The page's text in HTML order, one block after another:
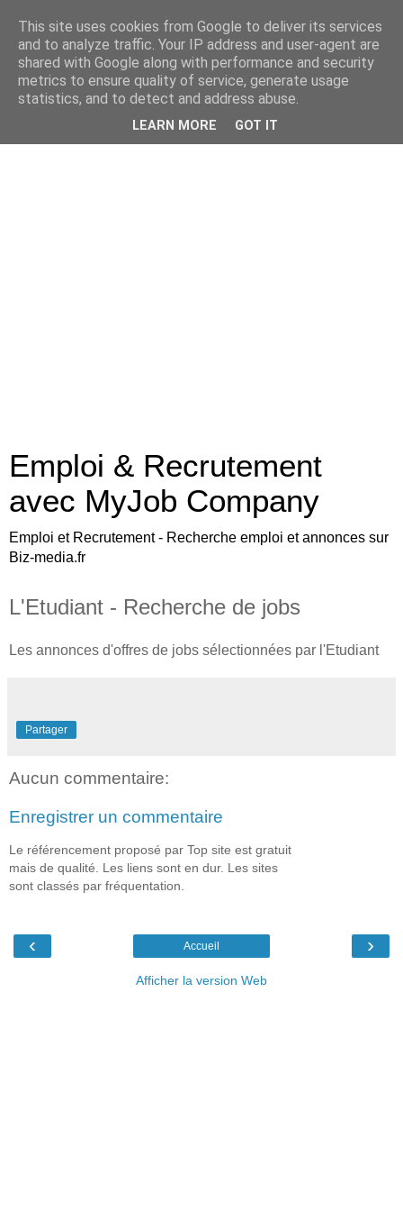
Emploi & Recrutement
avec MyJob Company
Emploi et Recrutement - Recherche emploi et annonces sur
Biz-media.fr
L'Etudiant - Recherche de jobs
Les annonces d'offres de jobs sélectionnées par l'Etudiant
Partager
Aucun commentaire:
Enregistrer un commentaire
Le référencement proposé par Top site est gratuit
mais de qualité. Les liens sont en dur. Les sites
sont classés par fréquentation.
‹ ›
Accueil
Afficher la version Web
This site uses cookies from Google to deliver its services
and to analyze traffic. Your IP address and user-agent are
shared with Google along with performance and security
metrics to ensure quality of service, generate usage
statistics, and to detect and address abuse.
LEARN MORE GOT IT